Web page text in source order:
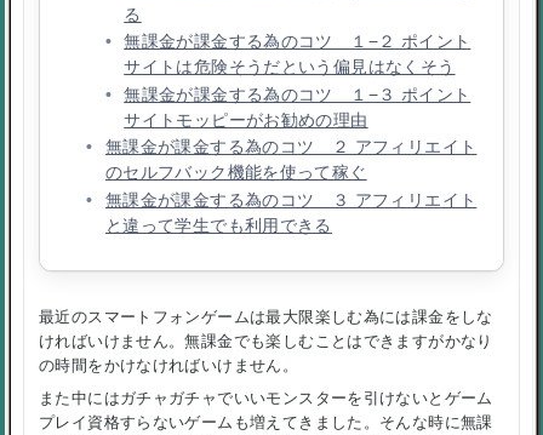
る
無課金が課金する為のコツ １−２ ポイント
サイトは危険そうだという偏見はなくそう
無課金が課金する為のコツ １−３ ポイント
サイトモッピーがお勧めの理由
無課金が課金する為のコツ ２ アフィリエイト
のセルフバック機能を使って稼ぐ
無課金が課金する為のコツ ３ アフィリエイト
と違って学生でも利用できる
最近のスマートフォンゲームは最大限楽しむ為には課金をしな
ければいけません。無課金でも楽しむことはできますがかなり
の時間をかけなければいけません。
また中にはガチャガチャでいいモンスターを引けないとゲーム
プレイ資格すらないゲームも増えてきました。そんな時に無課